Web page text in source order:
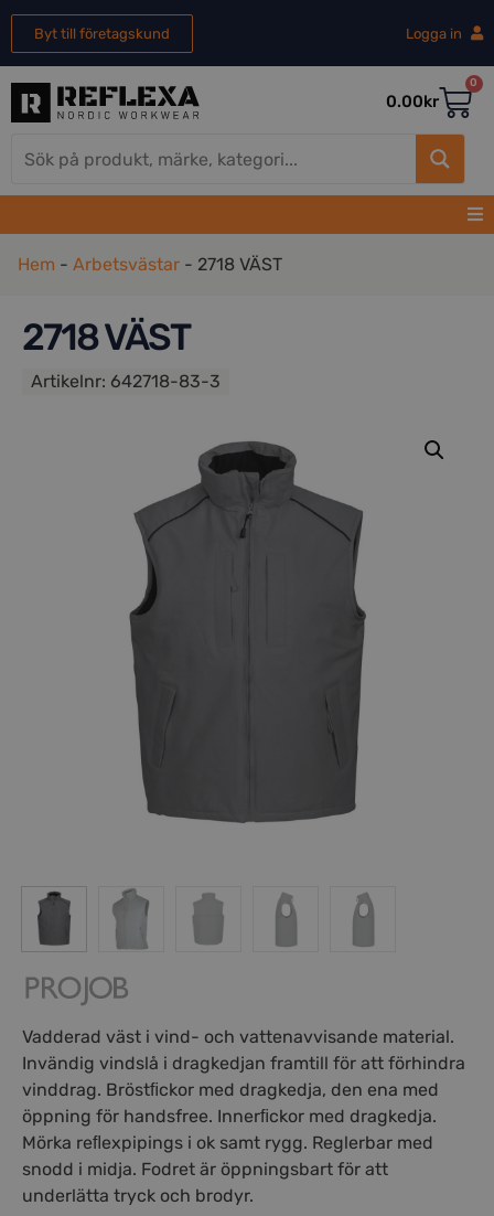
Byt till företagskund Logga in
0.00kr
0
Hem - Arbetsvästar - 2718 VÄST
2718 VÄST
Artikelnr: 642718-83-3
Vadderad väst i vind- och vattenavvisande material.
Invändig vindslå i dragkedjan framtill för att förhindra
vinddrag. Bröstﬁckor med dragkedja, den ena med
öppning för handsfree. Innerﬁckor med dragkedja.
Mörka reﬂexpipings i ok samt rygg. Reglerbar med
snodd i midja. Fodret är öppningsbart för att
underlätta tryck och brodyr.